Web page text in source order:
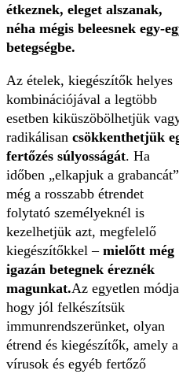
étkeznek, eleget alszanak,
néha mégis beleesnek egy-
betegségbe.
Az ételek, kiegészítők helyes
kombinációjával a legtöbb
esetben kiküszöbölhetjük
radikálisan csökkenthetjük
fertőzés súlyosságát. Ha
időben „elkapjuk a
még a rosszabb étrendet
folytató személyeknél is
kezelhetjük azt, megfelelő
kiegészítőkkel – mielőtt még
igazán betegnek éreznék
magunkat.Az egyetlen
hogy jól felkészítsük
immunrendszerünket, olyan
étrend és kiegészítők, amely a
vírusok és egyéb fertőző